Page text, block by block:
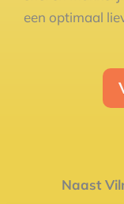
een optimaal
Naast